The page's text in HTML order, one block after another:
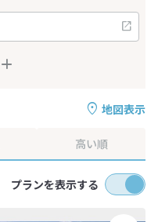
地図表示
高い順
プランを表示する